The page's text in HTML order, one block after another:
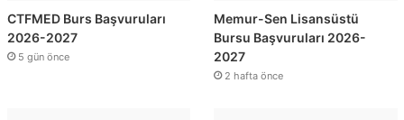
CTFMED Burs Başvuruları
2026-2027
5 gün önce
Memur-Sen Lisansüstü
Bursu Başvuruları 2026-
2027
2 hafta önce